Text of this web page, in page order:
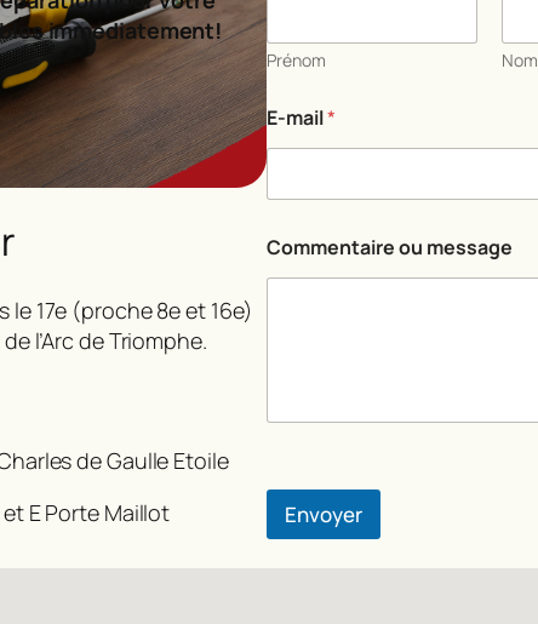
immédiatement!
17e (proche 8e et 16e)
l’Arc de Triomphe.
de Gaulle Etoile
et E Porte Maillot
m
m
n
t
a
r
*
Prénom Nom
E-mail*
Commentaire ou message
Envoyer